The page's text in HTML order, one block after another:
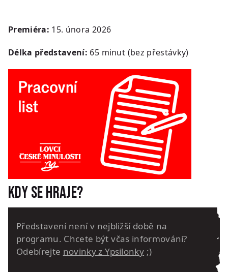
Premiéra: 15. února 2026
Délka představení: 65 minut (bez přestávky)
Kdy se hraje?
Představení není v nejbližší době na
programu. Chcete být včas informováni?
Odebírejte novinky z Ypsilonky ;)